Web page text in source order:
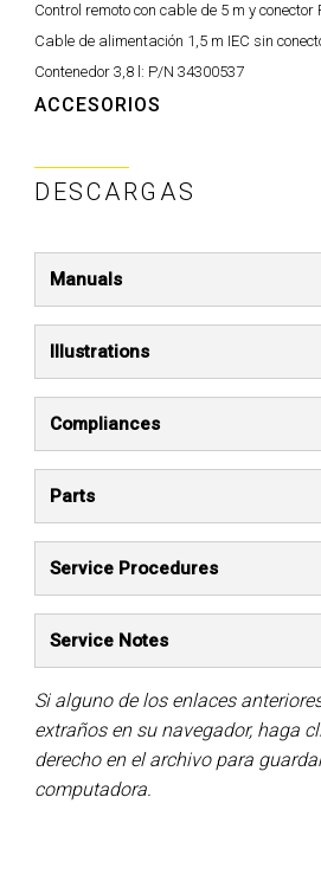
Control remoto con cable de 5 m y conector
Cable de alimentación 1,5 m IEC sin
Contenedor 3,8 l: P/N 34300537
ACCESORIOS
DESCARGAS
Manuals
Illustrations
Compliances
Parts
Service Procedures
Service Notes
Si alguno de los enlaces
extraños en su navegador, haga
derecho en el archivo para
computadora.